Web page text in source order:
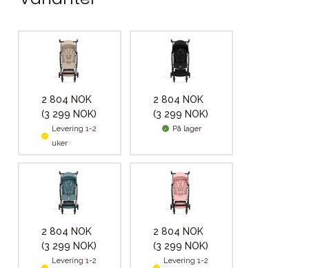
2 804 NOK
(3 299 NOK)
Levering 1-2
uker
2 804 NOK
(3 299 NOK)
På lager
2 804 NOK
(3 299 NOK)
Levering 1-2
2 804 NOK
(3 299 NOK)
Levering 1-2